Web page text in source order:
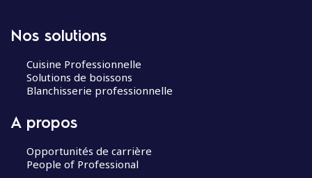
Nos solutions
Cuisine Professionnelle
Solutions de boissons
Blanchisserie professionnelle
A propos
Opportunités de carrière
People of Professional